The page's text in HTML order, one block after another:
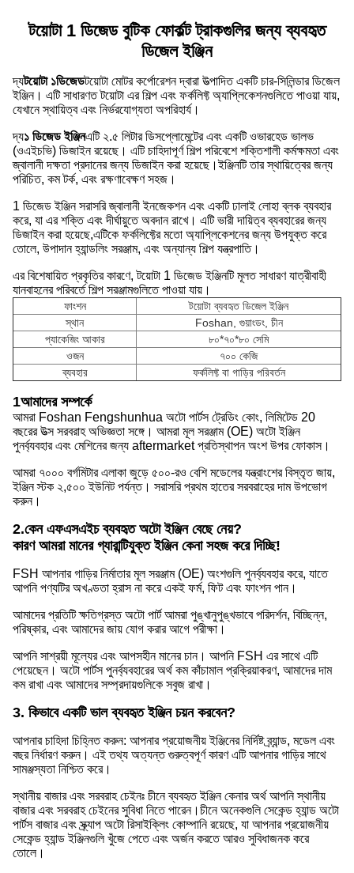
টয়োটা 1 ডিজেড বুটিক ফোর্কল্ট ট্রাকগুলির জন্য ব্যবহৃত
ডিজেল ইঞ্জিন
দ্যটয়োটা ১ডিজেডটয়োটা মোটর কর্পোরেশন দ্বারা উত্পাদিত একটি চার-সিলিন্ডার ডিজেল
ইঞ্জিন। এটি সাধারণত টয়োটা এর শিল্প এবং ফর্কলিফ্ট অ্যাপ্লিকেশনগুলিতে পাওয়া যায়,
যেখানে স্থায়িত্ব এবং নির্ভরযোগ্যতা অপরিহার্য।
দ্য১ ডিজেড ইঞ্জিনএটি ২.৫ লিটার ডিসপ্লোমেন্টের এবং একটি ওভারহেড ভালভ
(ওএইচভি) ডিজাইন রয়েছে। এটি চাহিদাপূর্ণ শিল্প পরিবেশে শক্তিশালী কর্মক্ষমতা এবং
জ্বালানী দক্ষতা প্রদানের জন্য ডিজাইন করা হয়েছে।ইঞ্জিনটি তার স্থায়িত্বের জন্য
পরিচিত, কম টর্ক, এবং রক্ষণাবেক্ষণ সহজ।
1 ডিজেড ইঞ্জিন সরাসরি জ্বালানী ইনজেকশন এবং একটি ঢালাই লোহা ব্লক ব্যবহার
করে, যা এর শক্তি এবং দীর্ঘায়ুতে অবদান রাখে। এটি ভারী দায়িত্ব ব্যবহারের জন্য
ডিজাইন করা হয়েছে,এটিকে ফর্কলিফ্টের মতো অ্যাপ্লিকেশনের জন্য উপযুক্ত করে
তোলে, উপাদান হ্যান্ডলিং সরঞ্জাম, এবং অন্যান্য শিল্প যন্ত্রপাতি।
এর বিশেষায়িত প্রকৃতির কারণে, টয়োটা 1 ডিজেড ইঞ্জিনটি মূলত সাধারণ যাত্রীবাহী
যানবাহনের পরিবর্তে শিল্প সরঞ্জামগুলিতে পাওয়া যায়।
ফাংশন
টয়োটা ব্যবহৃত ডিজেল ইঞ্জিন
স্থান
Foshan, গুয়াংডং, চীন
প্যাকেজিং আকার
৮০*৭০*৮০ সেমি
ওজন
৭০০ কেজি
ব্যবহার
ফর্কলিফ্ট বা গাড়ির পরিবর্তন
1আমাদের সম্পর্কে
আমরা Foshan Fengshunhua অটো পার্টস ট্রেডিং কোং, লিমিটেড 20
বছরের উত্স সরবরাহ অভিজ্ঞতা সঙ্গে। আমরা মূল সরঞ্জাম (OE) অটো ইঞ্জিন
পুনর্ব্যবহার এবং মেশিনের জন্য aftermarket প্রতিস্থাপন অংশ উপর ফোকাস।
আমরা ৭০০০ বর্গমিটার এলাকা জুড়ে ৫০০-রও বেশি মডেলের যন্ত্রাংশের বিস্তৃত জায়,
ইঞ্জিন স্টক ২,৫০০ ইউনিট পর্যন্ত। সরাসরি প্রথম হাতের সরবরাহের দাম উপভোগ
করুন।
2.কেন এফএসএইচ ব্যবহৃত অটো ইঞ্জিন বেছে নেয়?
কারণ আমরা মানের গ্যারান্টিযুক্ত ইঞ্জিন কেনা সহজ করে দিচ্ছি!
FSH আপনার গাড়ির নির্মাতার মূল সরঞ্জাম (OE) অংশগুলি পুনর্ব্যবহার করে, যাতে
আপনি পণ্যটির অখণ্ডতা হ্রাস না করে একই ফর্ম, ফিট এবং ফাংশন পান।
আমাদের প্রতিটি ক্ষতিগ্রস্ত অটো পার্ট আমরা পুঙ্খানুপুঙ্খভাবে পরিদর্শন, বিচ্ছিন্ন,
পরিষ্কার, এবং আমাদের জায় যোগ করার আগে পরীক্ষা।
আপনি সাশ্রয়ী মূল্যের এবং আপসহীন মানের চান। আপনি FSH এর সাথে এটি
পেয়েছেন। অটো পার্টস পুনর্ব্যবহারের অর্থ কম কাঁচামাল প্রক্রিয়াকরণ, আমাদের দাম
কম রাখা এবং আমাদের সম্প্রদায়গুলিকে সবুজ রাখা।
3. কিভাবে একটি ভাল ব্যবহৃত ইঞ্জিন চয়ন করবেন?
আপনার চাহিদা চিহ্নিত করুন: আপনার প্রয়োজনীয় ইঞ্জিনের নির্দিষ্ট ব্র্যান্ড, মডেল এবং
বছর নির্ধারণ করুন। এই তথ্য অত্যন্ত গুরুত্বপূর্ণ কারণ এটি আপনার গাড়ির সাথে
সামঞ্জস্যতা নিশ্চিত করে।
স্থানীয় বাজার এবং সরবরাহ চেইনঃ চীনে ব্যবহৃত ইঞ্জিন কেনার অর্থ আপনি স্থানীয়
বাজার এবং সরবরাহ চেইনের সুবিধা নিতে পারেন।চীনে অনেকগুলি সেকেন্ড হ্যান্ড অটো
পার্টস বাজার এবং স্ক্র্যাপ অটো রিসাইক্লিং কোম্পানি রয়েছে, যা আপনার প্রয়োজনীয়
সেকেন্ড হ্যান্ড ইঞ্জিনগুলি খুঁজে পেতে এবং অর্জন করতে আরও সুবিধাজনক করে
তোলে।